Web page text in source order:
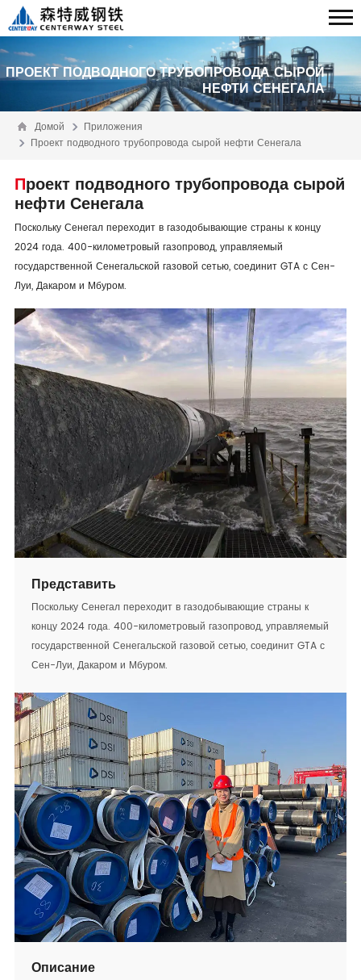
ПРОЕКТ ПОДВОДНОГО ТРУБОПРОВОДА СЫРОЙ
НЕФТИ СЕНЕГАЛА
Домой
Приложения
Проект подводного трубопровода сырой нефти Сенегала
Проект подводного трубопровода сырой
нефти Сенегала
Поскольку Сенегал переходит в газодобывающие страны к концу
2024 года. 400-километровый газопровод, управляемый
государственной Сенегальской газовой сетью, соединит GTA с Сен-
Луи, Дакаром и Мбуром.
Представить
Поскольку Сенегал переходит в газодобывающие страны к
концу 2024 года. 400-километровый газопровод, управляемый
государственной Сенегальской газовой сетью, соединит GTA с
Сен-Луи, Дакаром и Мбуром.
Описание